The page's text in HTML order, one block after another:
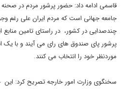
قاسمی ادامه داد: حضور پرشور مردم در
جامعه جهانی است که مردم ایران علی رغم
چندصدایی در کشور، در راستای تامین
پرشور پای صندوق های رای می آیند و با یک
موردنظر خود را انتخاب می کنند.
سخنگوی وزارت امور خارجه تصریح کرد: